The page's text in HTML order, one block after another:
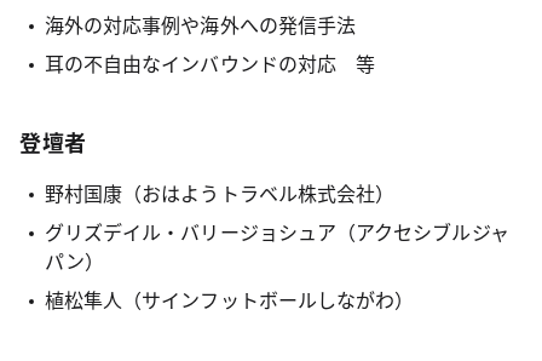
海外の対応事例や海外への発信手法
耳の不自由なインバウンドの対応 等
登壇者
野村国康（おはようトラベル株式会社）
グリズデイル・バリージョシュア（アクセシブルジャ
パン）
植松隼人（サインフットボールしながわ）